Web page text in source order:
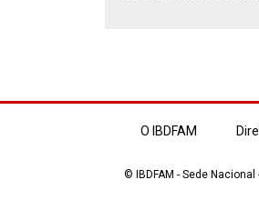
O IBDFAM
© IBDFAM - Sede